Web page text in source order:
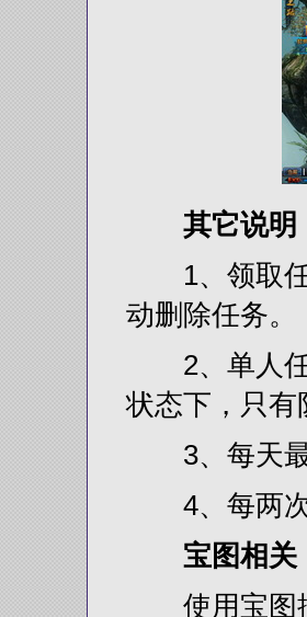
其它说明
1、领取任
动删除任务。
2、单人任
状态下，只有
3、每天最
4、每两次
宝图相关
使用宝图挖